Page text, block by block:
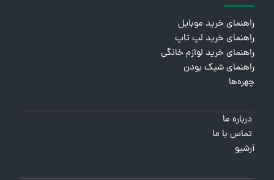
راهنمای خرید موبایل
راهنمای خرید لپ تاپ
راهنمای خرید لوازم خانگی
راهنمای شیک بودن
چهره‌ها
درباره ما
تماس با ما
آرشیو